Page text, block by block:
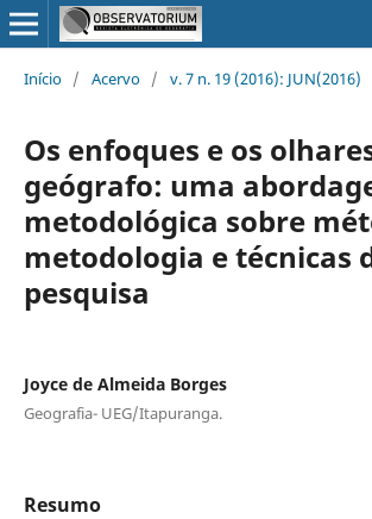
Início / Acervo / v. 7 n. 19 (2016): JUN(2016)
Os enfoques e os
geógrafo: uma
metodológica sobre
metodologia e técnicas
pesquisa
Joyce de Almeida Borges
Geografia- UEG/Itapuranga.
Resumo